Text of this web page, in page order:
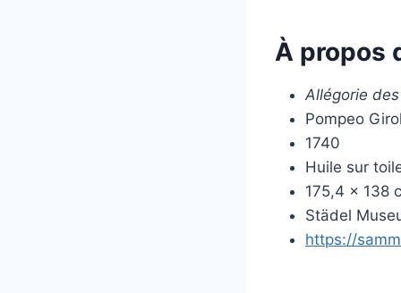
À propos
Allégorie
Pompeo
1740
Huile sur
175,4 × 138
Städel
https://